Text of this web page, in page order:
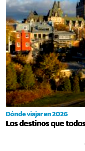
Dónde viajar en 2026
Los destinos que